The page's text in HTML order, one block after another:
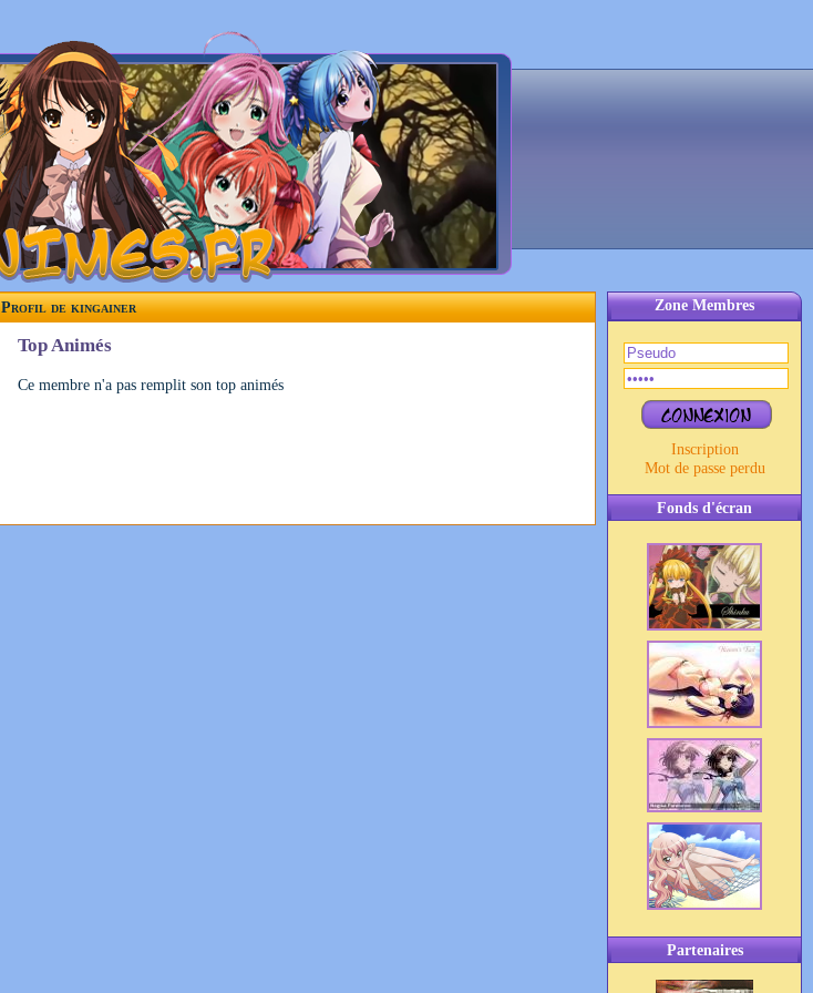
Zone Membres
Inscription
Mot de passe perdu
Fonds d'écran
Partenaires
Profil de kingainer
Top Animés
Ce membre n'a pas remplit son top animés